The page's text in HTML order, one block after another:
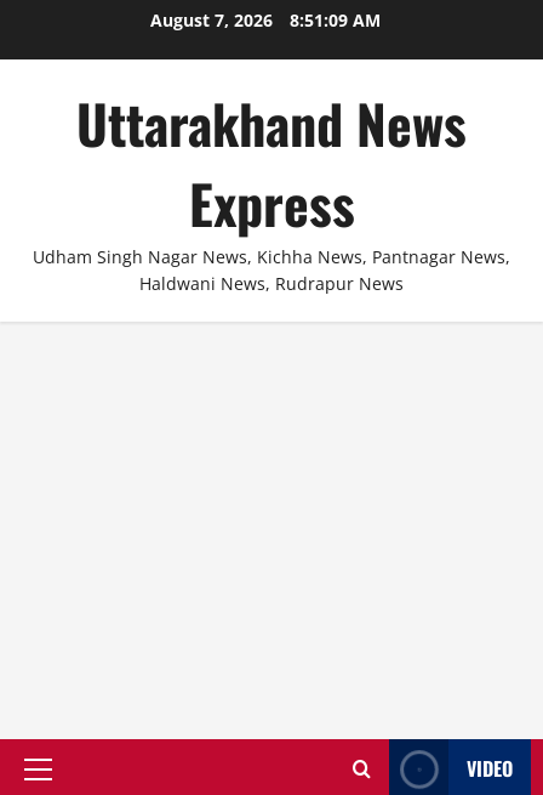
August 7, 2026 8:51:10 AM
Uttarakhand News
Express
Udham Singh Nagar News, Kichha News, Pantnagar News,
Haldwani News, Rudrapur News
Primary
VIDEO